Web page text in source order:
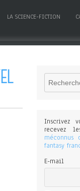
LA SCIENCE-FICTION
Rechercher
Inscrivez
recevez
fantasy
E-mail